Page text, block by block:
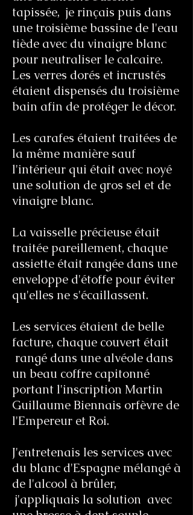
tapissée, je rinçais puis dans
une troisième bassine de l'eau
tiède avec du vinaigre blanc
pour neutraliser le calcaire.
Les verres dorés et incrustés
étaient dispensés du troisième
bain afin de protéger le décor.
Les carafes étaient traitées de
la même manière sauf
l'intérieur qui était avec noyé
une solution de gros sel et de
vinaigre blanc.
La vaisselle précieuse était
traitée pareillement, chaque
assiette était rangée dans une
enveloppe d'étoffe pour éviter
qu'elles ne s'écaillassent.
Les services étaient de belle
facture, chaque couvert était
rangé dans une alvéole dans
un beau coffre capitonné
portant l'inscription Martin
Guillaume Biennais orfèvre de
l'Empereur et Roi.
J'entretenais les services avec
du blanc d'Espagne mélangé à
de l'alcool à brûler,
j'appliquais la solution avec